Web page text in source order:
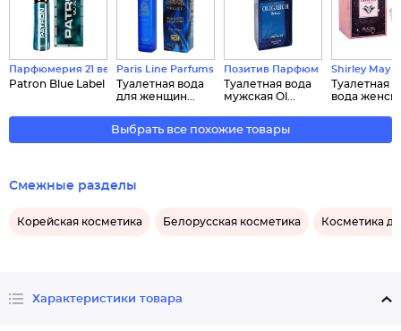
Парфюмерия 21 века
Patron Blue Label
Paris Line Parfums
Туалетная вода
для женщин...
Позитив Парфюм
Туалетная вода
мужская Ol...
Shirley May
Туалетная
вода
Выбрать все похожие товары
Смежные разделы
Корейская косметика Белорусская косметика Косметика
Характеристики товара